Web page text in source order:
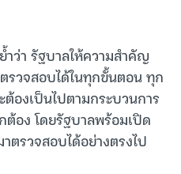
ว่า รัฐบาลให้ความสำคัญ
รวจสอบได้ในทุกขั้นตอน ทุก
ต้องเป็นไปตามกระบวนการ
อง โดยรัฐบาลพร้อมเปิด
ตรวจสอบได้อย่างตรงไป